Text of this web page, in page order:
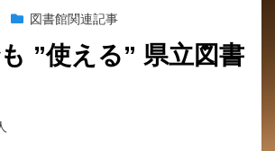
図書館関連記事
”使える” 県立図書